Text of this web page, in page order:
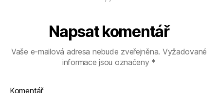
Napsat komentář
Vaše e-mailová adresa nebude zveřejněna. Vyžadované
informace jsou označeny *
Komentář